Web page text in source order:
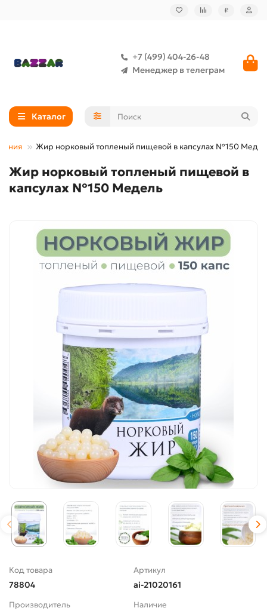
₽
+7 (499) 404-26-48
Менеджер в телеграм
Каталог
Жир норковый топленый пищевой в капсулах №150
Жир норковый топленый пищевой в
капсулах №150 Медель
Код товара
78804
Артикул
ai-21020161
Производитель Наличие